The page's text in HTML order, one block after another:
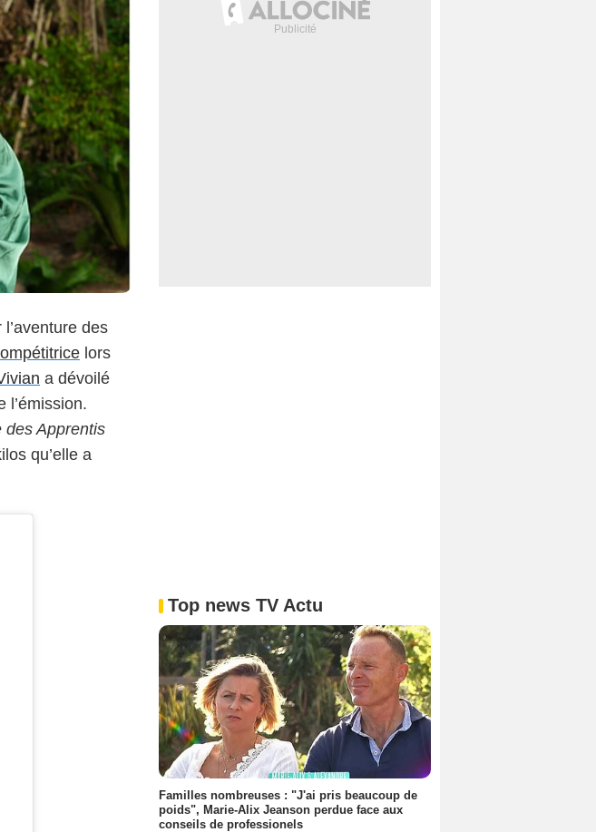
des
lors
a dévoilé
l’émission.
des Apprentis
qu’elle a
Top news TV Actu
Familles nombreuses : "J'ai pris beaucoup de
poids", Marie-Alix Jeanson perdue face aux
conseils de professionels